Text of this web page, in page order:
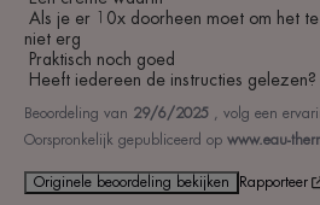
niet erg
Heeft iedereen de instructies gelezen?
Beoordeling van 29/6/2025 , volg een
Oorspronkelijk gepubliceerd op www.eau-
Originele beoordeling bekijken Rapporteer